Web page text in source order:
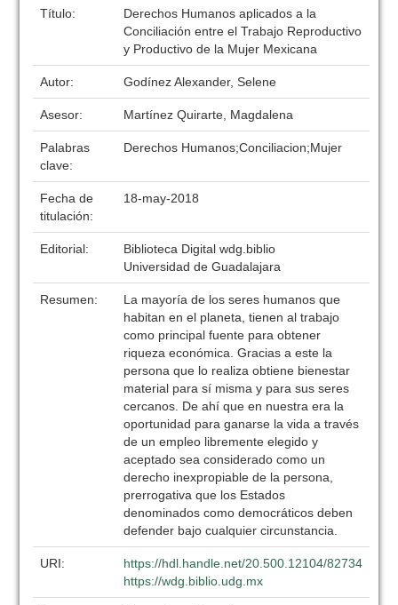
Título:
Derechos Humanos aplicados a la
Conciliación entre el Trabajo Reproductivo
y Productivo de la Mujer Mexicana
Autor: Godínez Alexander, Selene
Asesor: Martínez Quirarte, Magdalena
Palabras
clave:
Derechos Humanos;Conciliacion;Mujer
Fecha de
titulación:
18-may-2018
Editorial:
Biblioteca Digital wdg.biblio
Universidad de Guadalajara
Resumen:
La mayoría de los seres humanos que
habitan en el planeta, tienen al trabajo
como principal fuente para obtener
riqueza económica. Gracias a este la
persona que lo realiza obtiene bienestar
material para sí misma y para sus seres
cercanos. De ahí que en nuestra era la
oportunidad para ganarse la vida a través
de un empleo libremente elegido y
aceptado sea considerado como un
derecho inexpropiable de la persona,
prerrogativa que los Estados
denominados como democráticos deben
defender bajo cualquier circunstancia.
URI:
https://hdl.handle.net/20.500.12104/82734
https://wdg.biblio.udg.mx